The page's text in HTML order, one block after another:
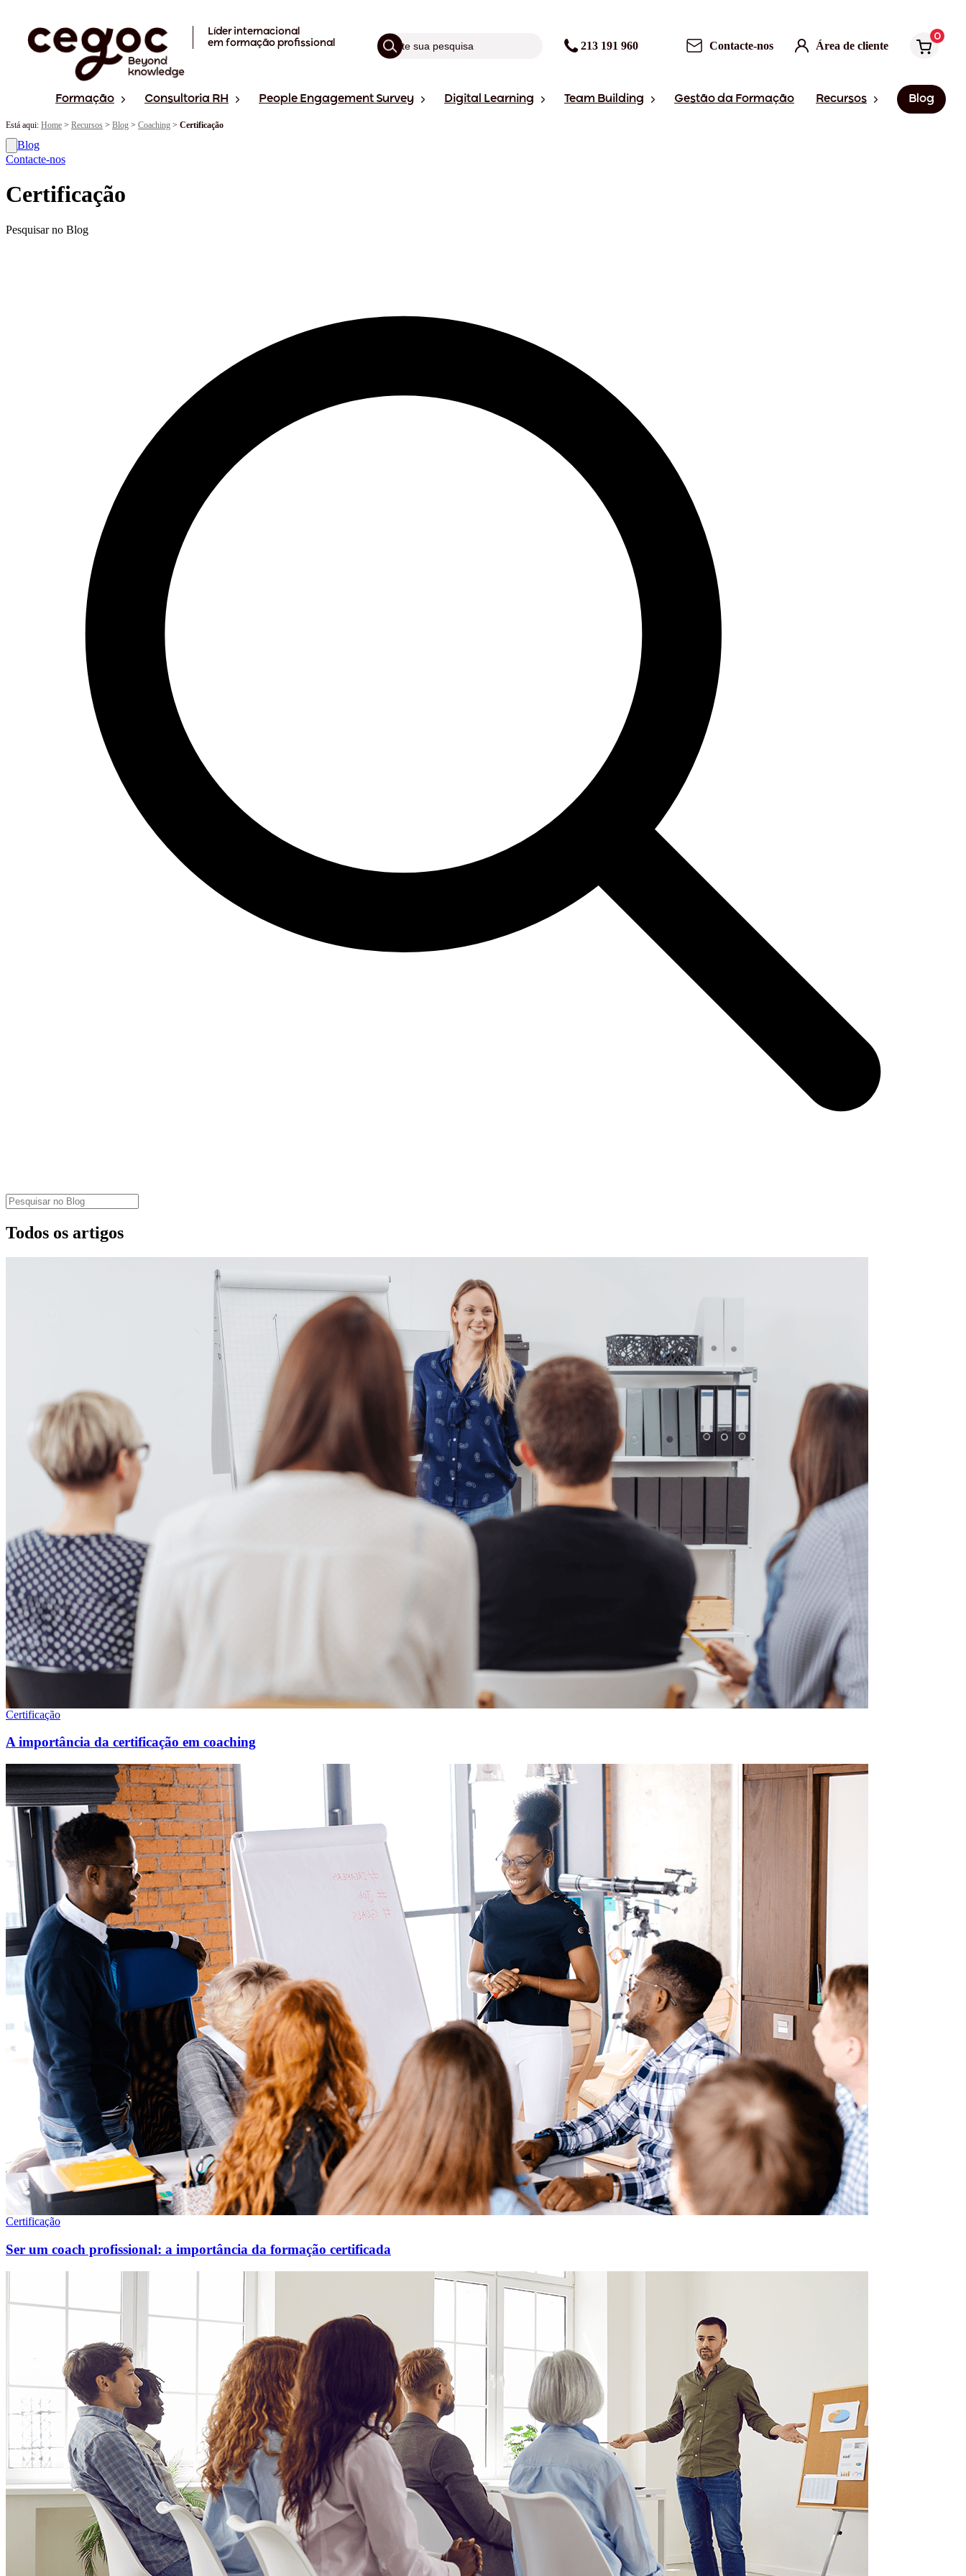
Líder internacional
em formação profissional
213 191 960 Contacte-nos Área de cliente
0
Formação Consultoria RH People Engagement Survey Digital Learning Team Building Gestão da Formação Recursos Blog
Está aqui: Home > Recursos > Blog > Coaching > Certificação
Blog
Contacte-nos
Certificação
Pesquisar no Blog
Todos os artigos
Certificação
A importância da certificação em coaching
Certificação
Ser um coach profissional: a importância da formação certificada